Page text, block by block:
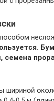
семена
шириной